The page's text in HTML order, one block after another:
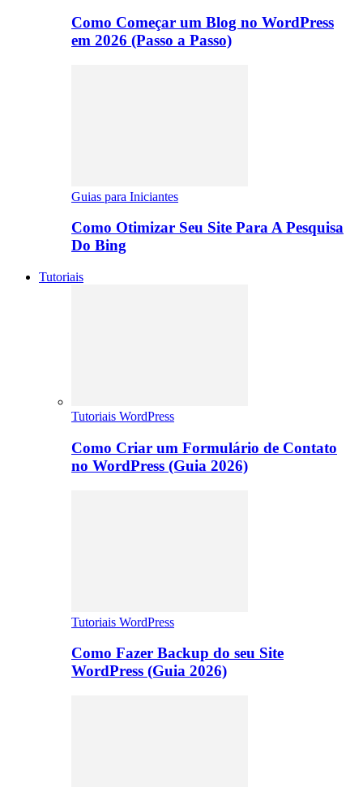
Como Começar um Blog no WordPress
em 2026 (Passo a Passo)
Guias para Iniciantes
Como Otimizar Seu Site Para A Pesquisa
Do Bing
Tutoriais
Tutoriais WordPress
Como Criar um Formulário de Contato
no WordPress (Guia 2026)
Tutoriais WordPress
Como Fazer Backup do seu Site
WordPress (Guia 2026)